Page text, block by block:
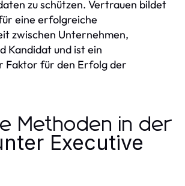
zu schützen. Vertrauen bildet
eine erfolgreiche
zwischen Unternehmen,
Kandidat und ist ein
Faktor für den Erfolg der
Methoden in der
Executive